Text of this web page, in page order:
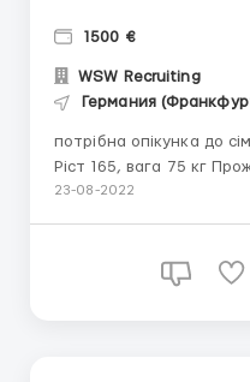
1500 €
WSW Recruiting
Германия
потрібна опікунка до
Ріст 165, вага 75 кг
Медична ситуація:
-4 годинами вночі
23-08-2022